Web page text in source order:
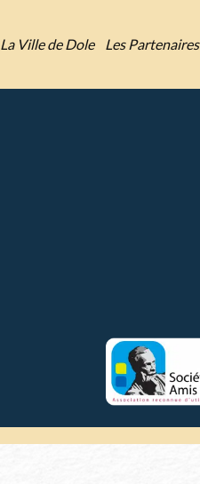
La Ville de Dole Les Partenaires